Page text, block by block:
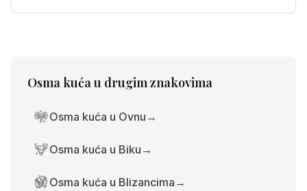
Osma kućau drugim znakovima
Osma kuća u Ovnu →
Osma kuća u Biku →
Osma kuća u Blizancima →